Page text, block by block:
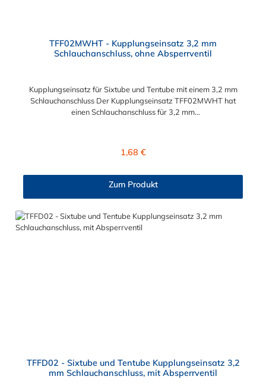
TFF02MWHT - Kupplungseinsatz 3,2 mm
Schlauchanschluss, ohne Absperrventil
Kupplungseinsatz für Sixtube und Tentube mit einem 3,2 mm
Schlauchanschluss Der Kupplungseinsatz TFF02MWHT hat
einen Schlauchanschluss für 3,2 mm
Regulärer Preis:
1,68 €
Zum Produkt
TFFD02 - Sixtube und Tentube Kupplungseinsatz 3,2
mm Schlauchanschluss, mit Absperrventil